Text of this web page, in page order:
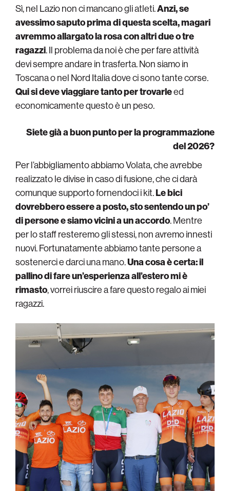
Sì, nel Lazio non ci mancano gli atleti.Anzi, se
avessimo saputo prima di questa scelta, magari
avremmo allargato la rosa con altri due o tre
ragazzi. Il problema da noi è che per fare attività
devi sempre andare in trasferta. Non siamo in
Toscana o nel Nord Italia dove ci sono tante corse.
Qui si deve viaggiare tanto per trovarleed
economicamente questo è un peso.
Siete già a buon punto per la programmazione
del 2026?
Per l’abbigliamento abbiamo Volata, che avrebbe
realizzato le divise in caso di fusione, che ci darà
comunque supporto fornendoci i kit.Le bici
dovrebbero essere a posto, sto sentendo un po’
di persone e siamo vicini a un accordo. Mentre
per lo staff resteremo gli stessi, non avremo innesti
nuovi. Fortunatamente abbiamo tante persone a
sostenerci e darci una mano.Una cosa è certa: il
pallino di fare un’esperienza all’estero mi è
rimasto, vorrei riuscire a fare questo regalo ai miei
ragazzi.